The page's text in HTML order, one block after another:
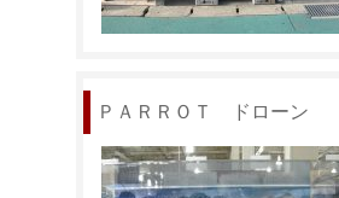
ＰＡＲＲＯＴ ドローン